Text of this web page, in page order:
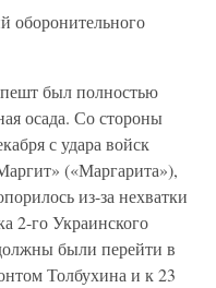
оборонительного
был полностью
осада. Со стороны
с удара войск
(«Маргарита»),
из-за нехватки
2-го Украинского
были перейти в
Толбухина и к 23